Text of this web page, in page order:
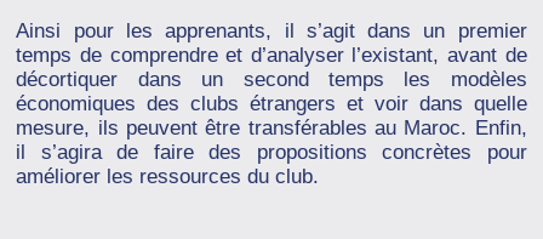
Ainsi pour les apprenants, il s’agit dans un premier
temps de comprendre et d’analyser l’existant, avant de
décortiquer dans un second temps les modèles
économiques des clubs étrangers et voir dans quelle
mesure, ils peuvent être transférables au Maroc. Enfin,
il s’agira de faire des propositions concrètes pour
améliorer les ressources du club.